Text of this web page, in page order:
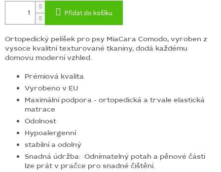
Přidat do košíku
Ortopedický pelíšek pro psy MiaCara Comodo, vyroben z
vysoce kvalitní texturované tkaniny, dodá každému
domovu moderní vzhled.
Prémiová kvalita
Vyrobeno v EU
Maximální podpora - ortopedická a trvale elastická
matrace
Odolnost
Hypoalergenní
stabilní a odolný
Snadná údržba: Odnímatelný potah a pěnové části
lze prát v pračce pro snadné čištění.